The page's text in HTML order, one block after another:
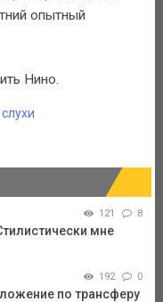
опытный
Нино.
121 8
мне
192 0
по трансферу